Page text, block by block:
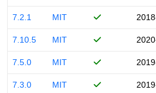
7.2.1 MIT
7.10.5 MIT
7.5.0 MIT
7.3.0 MIT